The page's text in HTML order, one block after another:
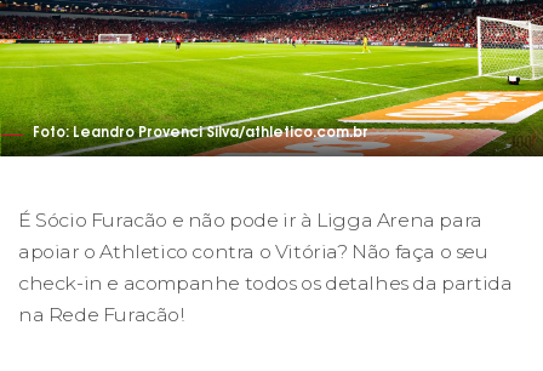
Foto: Leandro Provenci Silva/athletico.com.br
É Sócio Furacão e não pode ir à Ligga Arena para
apoiar o Athletico contra o Vitória? Não faça o seu
check-in e acompanhe todos os detalhes da partida
na Rede Furacão!